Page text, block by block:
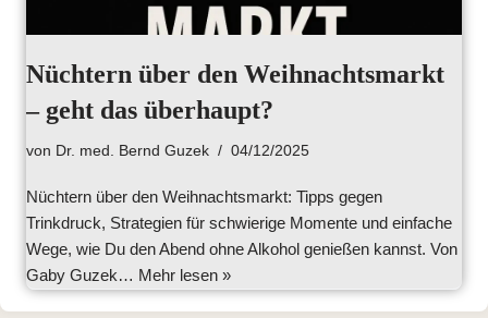
Nüchtern über den Weihnachtsmarkt
– geht das überhaupt?
von Dr. med. Bernd Guzek 04/12/2025
Nüchtern über den Weihnachtsmarkt: Tipps gegen
Trinkdruck, Strategien für schwierige Momente und einfache
Wege, wie Du den Abend ohne Alkohol genießen kannst. Von
Gaby Guzek… Mehr lesen »